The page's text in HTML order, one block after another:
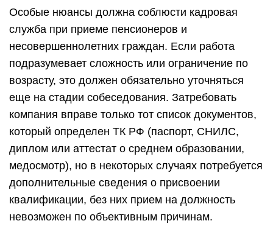
Особые нюансы должна соблюсти кадровая
служба при приеме пенсионеров и
несовершеннолетних граждан. Если работа
подразумевает сложность или ограничение по
возрасту, это должен обязательно уточняться
еще на стадии собеседования. Затребовать
компания вправе только тот список документов,
который определен ТК РФ (паспорт, СНИЛС,
диплом или аттестат о среднем образовании,
медосмотр), но в некоторых случаях потребуется
дополнительные сведения о присвоении
квалификации, без них прием на должность
невозможен по объективным причинам.